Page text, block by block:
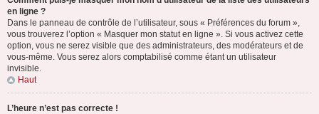
en ligne ?
Dans le panneau de contrôle de l’utilisateur, sous « Préférences du forum »,
vous trouverez l’option « Masquer mon statut en ligne ». Si vous activez cette
option, vous ne serez visible que des administrateurs, des modérateurs et de
vous-même. Vous serez alors comptabilisé comme étant un utilisateur
invisible.
Haut
L’heure n’est pas correcte !